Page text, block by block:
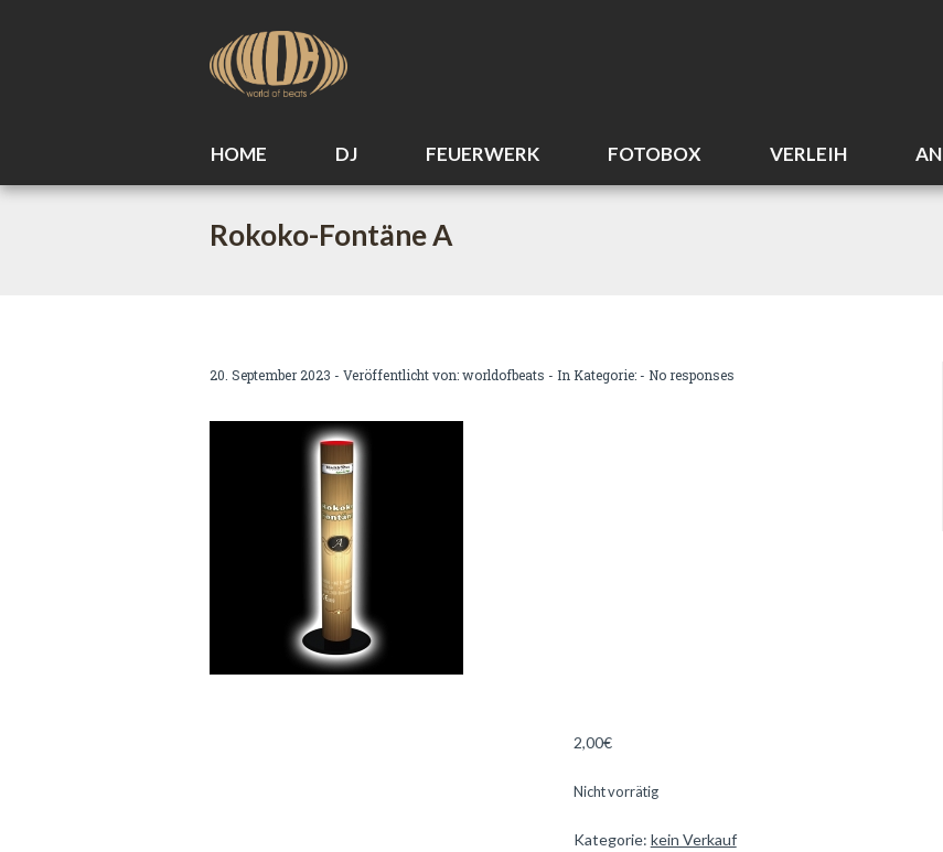
HOME DJ FEUERWERK FOTOBOX VERLEIH
Rokoko-Fontäne A
20. September 2023 - Veröffentlicht von:worldofbeats - In Kategorie: - No responses
2,00€
Nicht vorrätig
Kategorie: kein Verkauf